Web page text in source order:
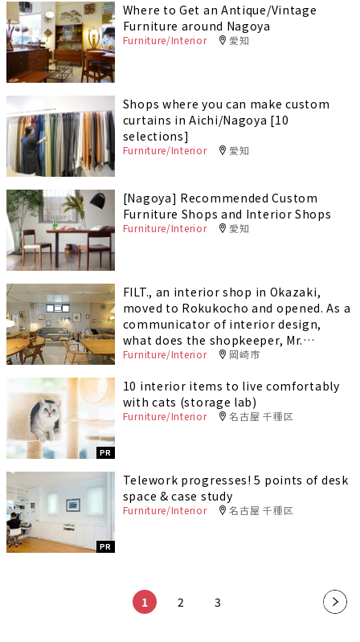
Where to Get an Antique/Vintage
Furniture around Nagoya
Furniture/Interior 愛知
Shops where you can make custom
curtains in Aichi/Nagoya [10
selections]
Furniture/Interior 愛知
[Nagoya] Recommended Custom
Furniture Shops and Interior Shops
Furniture/Interior 愛知
FILT., an interior shop in Okazaki,
moved to Rokukocho and opened. As a
communicator of interior design,
what does the shopkeeper, Mr.
Tanban, want to convey?
Furniture/Interior 岡崎市
PR
10 interior items to live comfortably
with cats (storage lab)
Furniture/Interior 名古屋 千種区
PR
Telework progresses! 5 points of desk
space & case study
Furniture/Interior 名古屋 千種区
1 2 3 »